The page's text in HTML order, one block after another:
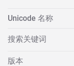
Unicode 名称
搜索关键词
版本